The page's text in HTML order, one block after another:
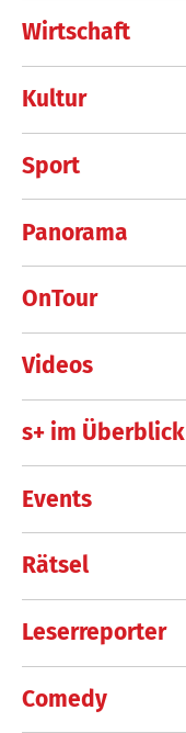
Wirtschaft
Kultur
Sport
Panorama
OnTour
Videos
s+ im Überblick
Events
Rätsel
Leserreporter
Comedy